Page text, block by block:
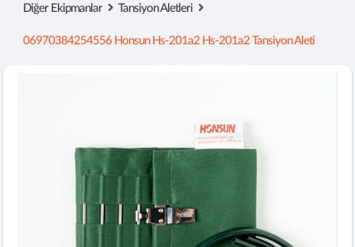
Diğer Ekipmanlar Tansiyon Aletleri
06970384254556 Honsun Hs-201a2 Hs-201a2 Tansiyon Aleti